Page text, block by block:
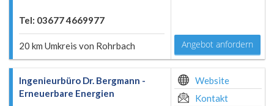
Tel: 03677 4669977
20 km Umkreis von Rohrbach Angebot anfordern
Ingenieurbüro Dr. Bergmann -
Erneuerbare Energien
Website
Kontakt